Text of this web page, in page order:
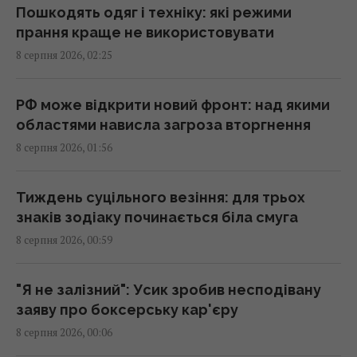
використати його повторно з користю
00:05 субота, 08 серпня 2026
віком 500 000 років: про що він свідчить
23:58 п'ятниця, 07 серпня 2026
Сенатом США законопроєкту щодо санкцій
проти РФ
23:53 п'ятниця, 07 серпня 2026
Є два варіанти: експерт назвав країни, які
можуть допомогти Україні з ракетами до
Patriot
Пошкодять одяг і техніку: які режими
прання краще не використовувати
8 серпня 2026, 02:25
РФ може відкрити новий фронт: над якими
областями нависла загроза вторгнення
8 серпня 2026, 01:56
Тиждень суцільного везіння: для трьох
знаків зодіаку починається біла смуга
8 серпня 2026, 00:59
"Я не залізний": Усик зробив несподівану
заяву про боксерську кар'єру
8 серпня 2026, 00:06